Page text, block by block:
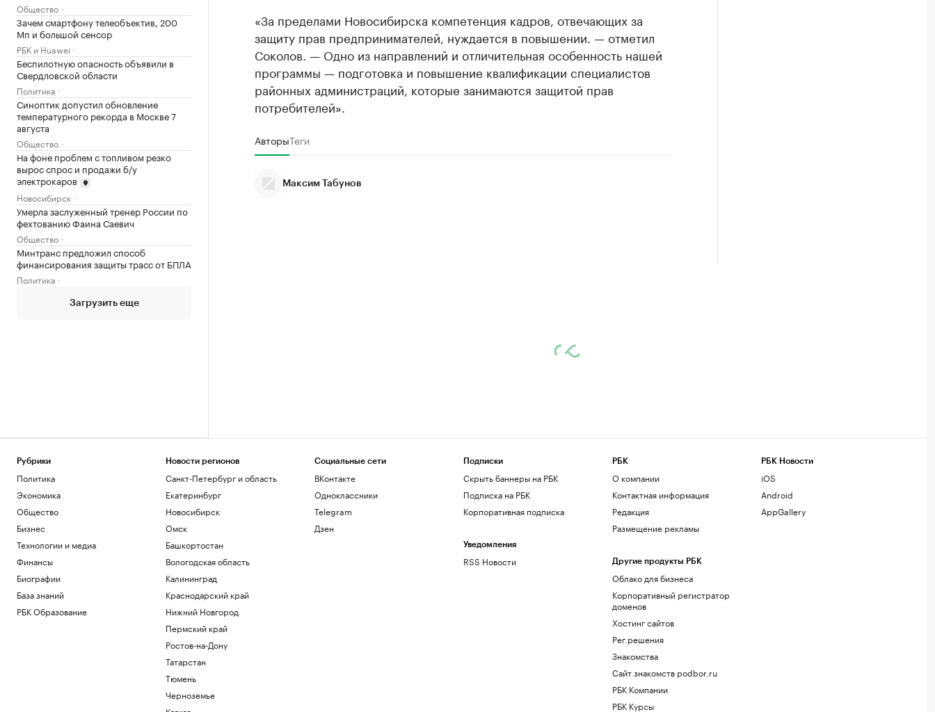
Общество
Зачем смартфону телеобъектив, 200
Мп и большой сенсор
РБК и Huawei
Беспилотную опасность объявили в
Свердловской области
Политика
Синоптик допустил обновление
температурного рекорда в Москве 7
августа
Общество
На фоне проблем с топливом резко
вырос спрос и продажи б/у
электрокаров
Новосибирск
Умерла заслуженный тренер России по
фехтованию Фаина Саевич
Общество
Минтранс предложил способ
финансирования защиты трасс от БПЛА
Политика
Загрузить еще
«За пределами Новосибирска компетенция кадров, отвечающих за
защиту прав предпринимателей, нуждается в повышении. — отметил
Соколов. — Одно из направлений и отличительная особенность нашей
программы — подготовка и повышение квалификации специалистов
районных администраций, которые занимаются защитой прав
потребителей».
АвторыТеги
Максим Табунов
Рубрики
Политика
Экономика
Общество
Бизнес
Технологии и медиа
Финансы
Биографии
База знаний
РБК Образование
Новости регионов
Санкт-Петербург и область
Екатеринбург
Новосибирск
Омск
Башкортостан
Вологодская область
Калининград
Краснодарский край
Нижний Новгород
Пермский край
Ростов-на-Дону
Татарстан
Тюмень
Черноземье
Социальные сети
ВКонтакте
Одноклассники
Telegram
Дзен
Подписки
Скрыть баннеры на РБК
Подписка на РБК
Корпоративная подписка
Уведомления
RSS Новости
РБК
О компании
Контактная информация
Редакция
Размещение рекламы
Другие продукты РБК
Облако для бизнеса
Корпоративный регистратор
доменов
Хостинг сайтов
Рег.решения
Знакомства
Сайт знакомств podbor.ru
РБК Компании
РБК Курсы
РБК Новости
iOS
Android
AppGallery